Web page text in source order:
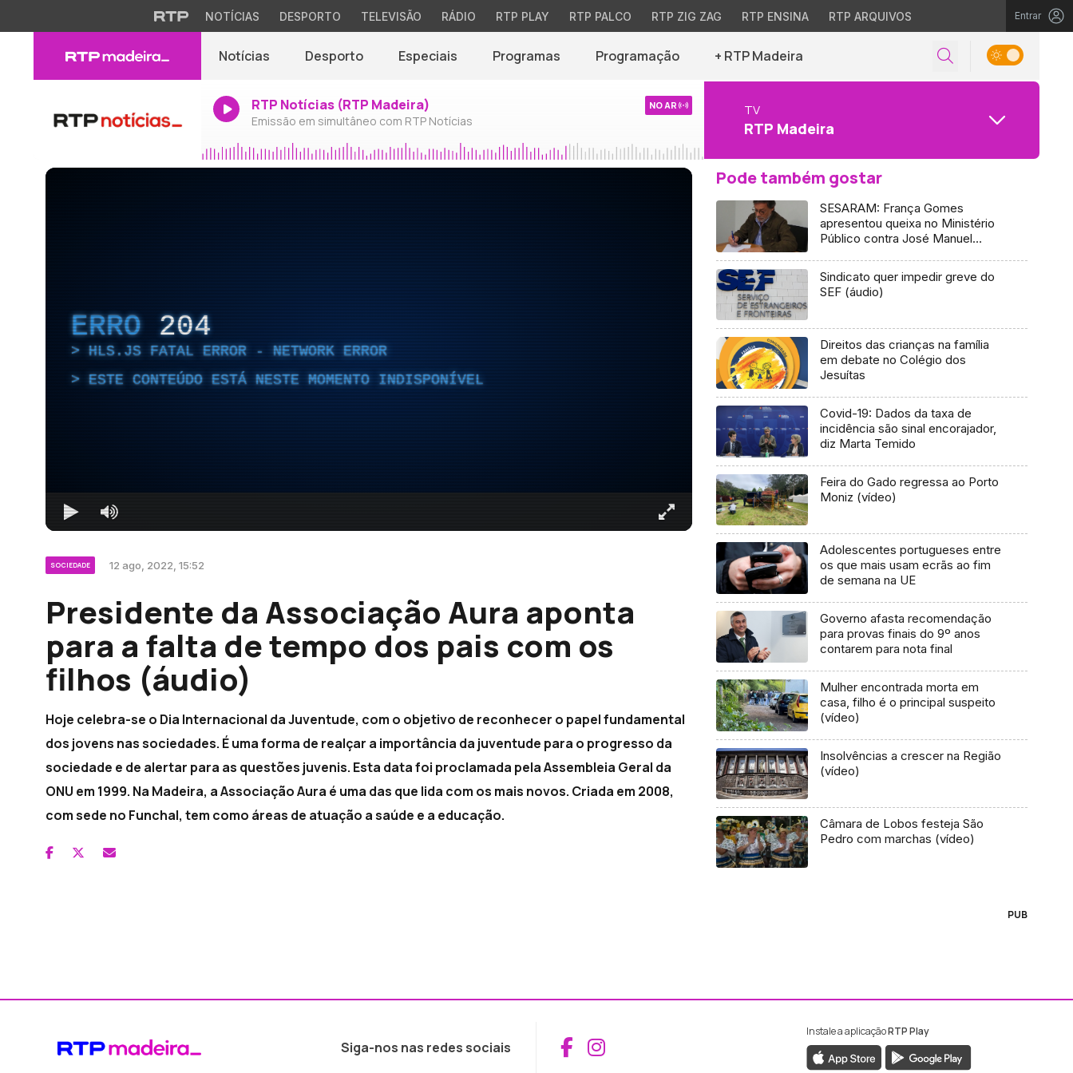
NOTÍCIAS DESPORTO TELEVISÃO RÁDIO RTP PLAY RTP PALCO RTP ZIG ZAG RTP ENSINA RTP ARQUIVOS Entrar
Notícias Desporto Especiais Programas Programação + RTP Madeira
RTP Notícias (RTP Madeira)
Emissão em simultâneo com RTP Notícias
NO AR TV
RTP Madeira
ERRO 204
HLS.JS FATAL ERROR - NETWORK ERROR
ESTE CONTEÚDO ESTÁ NESTE MOMENTO INDISPONÍVEL
SOCIEDADE 12 ago, 2022, 15:52
Presidente da Associação Aura aponta
para a falta de tempo dos pais com os
filhos (áudio)
Hoje celebra-se o Dia Internacional da Juventude, com o objetivo de reconhecer o papel fundamental
dos jovens nas sociedades. É uma forma de realçar a importância da juventude para o progresso da
sociedade e de alertar para as questões juvenis. Esta data foi proclamada pela Assembleia Geral da
ONU em 1999. Na Madeira, a Associação Aura é uma das que lida com os mais novos. Criada em 2008,
com sede no Funchal, tem como áreas de atuação a saúde e a educação.
Pode também gostar
SESARAM: França Gomes
apresentou queixa no Ministério
Público contra José Manuel
(Áudio)
Sindicato quer impedir greve do
SEF (áudio)
Direitos das crianças na família
em debate no Colégio dos
Jesuítas
Covid-19: Dados da taxa de
incidência são sinal encorajador,
diz Marta Temido
Feira do Gado regressa ao Porto
Moniz (vídeo)
Adolescentes portugueses entre
os que mais usam ecrãs ao fim
de semana na UE
Governo afasta recomendação
para provas finais do 9º anos
contarem para nota final
Mulher encontrada morta em
casa, filho é o principal suspeito
(vídeo)
Insolvências a crescer na Região
(vídeo)
Câmara de Lobos festeja São
Pedro com marchas (vídeo)
PUB
Siga-nos nas redes sociais Aceder ao Facebook da RTP Madeira
Aceder ao Instagram da RTP Madeira
Instale a aplicaçãoRTP Play